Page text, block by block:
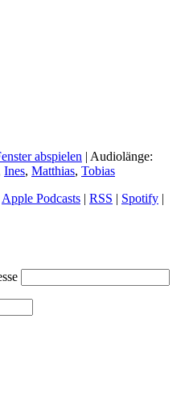
abspielen | Audiolänge:
Ines, Matthias, Tobias
Apple Podcasts | RSS | Spotify |